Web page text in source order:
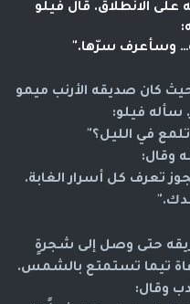
الانطلاق. قال فيلو
وسأعرف سرّها."
كان صديقه الأرنب ميمو
سأله فيلو:
في الليل؟"
وقال:
تعرف كل أسرار الغابة.
حتى وصل إلى شجرةٍ
تيما تستمتع بالشمس.
وقال: